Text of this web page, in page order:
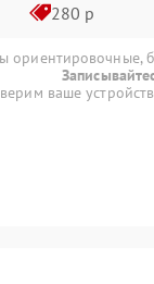
280 р
ориентировочные,
ваше